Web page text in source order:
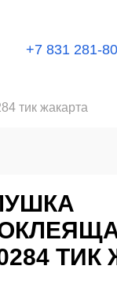
+7 831 281-
тик жакарта